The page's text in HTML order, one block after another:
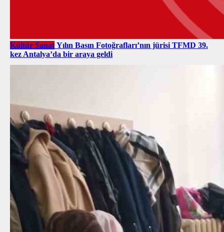
Kültür Sanat Yılın Basın Fotoğrafları’nın jürisi TFMD 39.
kez Antalya’da bir araya geldi